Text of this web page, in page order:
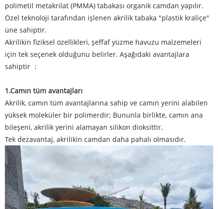
polimetil metakrilat (PMMA) tabakası organik camdan yapılır.
Özel teknoloji tarafından işlenen akrilik tabaka "plastik kraliçe"
üne sahiptir.
Akrilikin fiziksel özellikleri, şeffaf yüzme havuzu malzemeleri
için tek seçenek olduğunu belirler. Aşağıdaki avantajlara
sahiptir ：
1.Camın tüm avantajları
Akrilik, camın tüm avantajlarına sahip ve camın yerini alabilen
yüksek moleküler bir polimerdir; Bununla birlikte, camın ana
bileşeni, akrilik yerini alamayan silikon dioksittir.
Tek dezavantaj, akrilikin camdan daha pahalı olmasıdır.